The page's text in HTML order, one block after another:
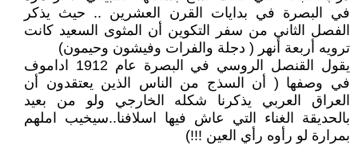
في البصرة في بدايات القرن العشرين .. حيث يذكر
الفصل الثاني من سفر التكوين أن المثوى السعيد كانت
ترويه أربعة أنهر ( دجلة والفرات وفيشون وحيمون)
يقول القنصل الروسي في البصرة عام 1912 اداموف
في وصفها ( أن السذج من الناس الذين يعتقدون أن
العراق العربي يذكرنا شكله الخارجي ولو من بعيد
بالحديقة الغناء التي عاش فيها اسلافنا..سيخيب املهم
بمرارة لو رأوه رأي العين !!!)